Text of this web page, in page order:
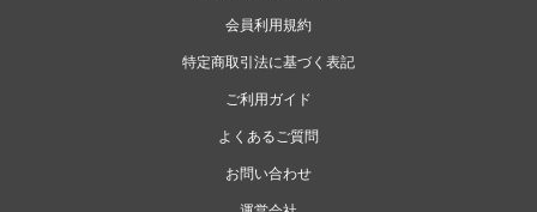
会員利用規約
特定商取引法に基づく表記
ご利用ガイド
よくあるご質問
お問い合わせ